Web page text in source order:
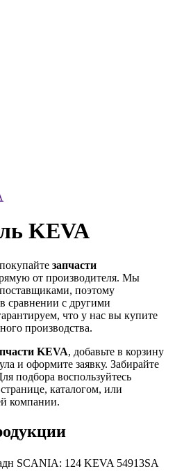
KEVA
запчасти
от производителя. Мы
поэтому
сравнении с другими
что у нас вы купите
производства.
KEVA, добавьте в корзину
и оформите заявку. Забирайте
подбора воспользуйтесь
каталогом, или
компании.
SCANIA: 124 KEVA 54913SA